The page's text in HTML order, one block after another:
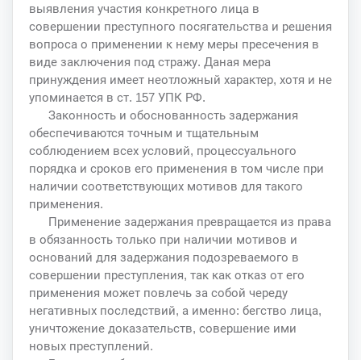
выявления участия конкретного лица в
совершении преступного посягательства и решения
вопроса о применении к нему меры пресечения в
виде заключения под стражу. Даная мера
принуждения имеет неотложный характер, хотя и не
упоминается в ст. 157 УПК РФ.
Законность и обоснованность задержания
обеспечиваются точным и тщательным
соблюдением всех условий, процессуального
порядка и сроков его применения в том числе при
наличии соответствующих мотивов для такого
применения.
Применение задержания превращается из права
в обязанность только при наличии мотивов и
оснований для задержания подозреваемого в
совершении преступления, так как отказ от его
применения может повлечь за собой череду
негативных последствий, а именно: бегство лица,
уничтожение доказательств, совершение ими
новых преступлений.